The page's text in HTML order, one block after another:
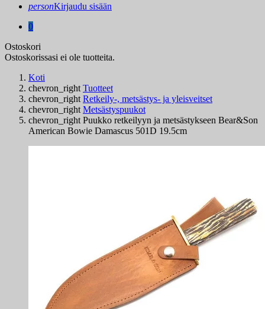
personKirjaudu sisään
0
Ostoskori
Ostoskorissasi ei ole tuotteita.
Koti
chevron_right Tuotteet
chevron_right Retkeily-, metsästys- ja yleisveitset
chevron_right Metsästyspuukot
chevron_right Puukko retkeilyyn ja metsästykseen Bear&Son
American Bowie Damascus 501D 19.5cm